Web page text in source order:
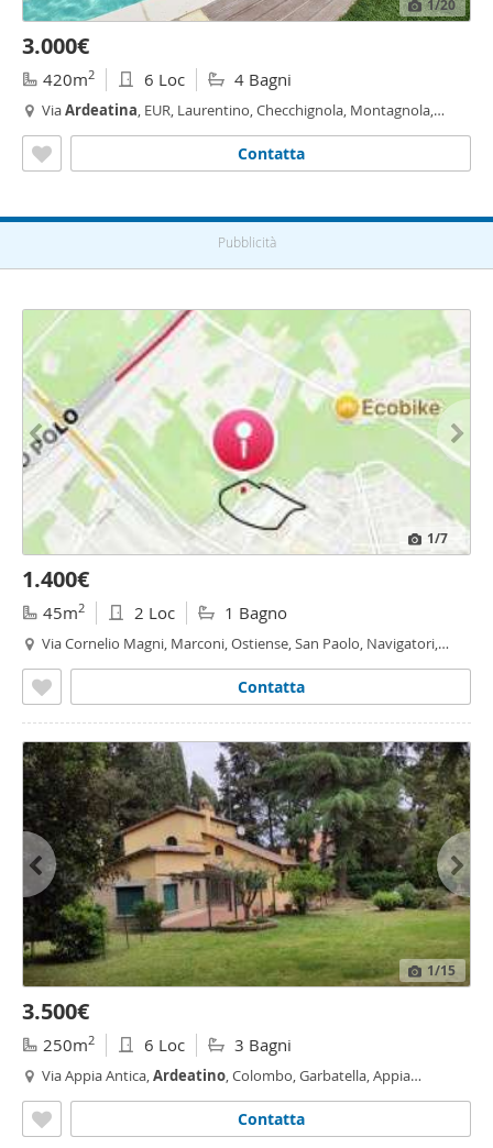
1/20
3.000€
420m2 6 Loc 4 Bagni
ViaArdeatina, EUR, Laurentino, Checchignola, Montagnola,
Contatta
Pubblicità
1/7
1.400€
45m2 2 Loc 1 Bagno
Via Cornelio Magni, Marconi, Ostiense, San Paolo, Navigatori,
Contatta
1/15
3.500€
250m2 6 Loc 3 Bagni
Via Appia Antica,Ardeatino, Colombo, Garbatella, Appia
Contatta